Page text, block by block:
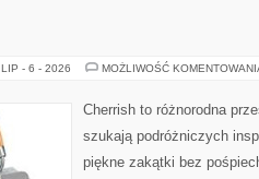
LIP - 6 - 2026 MOŻLIWOŚĆ
Cherrish to różnorodna
szukają podróżniczych
piękne zakątki bez